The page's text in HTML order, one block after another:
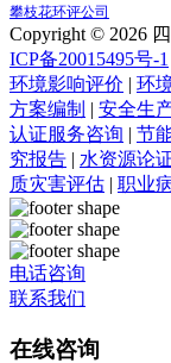
攀枝花环评公司
Copyright © 2026
ICP备20015495号-1
环境影响评价 | 环
方案编制 | 安全生
认证服务咨询 | 节
究报告 | 水资源论
质灾害评估 | 职业
电话咨询
联系我们
在线咨询